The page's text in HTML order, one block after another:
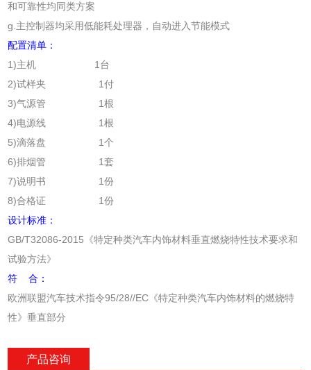
和可靠性均同类方案
g.主控制器均采用低能耗处理器，自动进入节能模式
配置清单：
1)主机 1台
2)试样夹 1付
3)气源管 1根
4)电源线 1根
5)滴落盘 1个
6)排烟管 1套
7)说明书 1份
8)合格证 1份
设计标准：
GB/T32086-2015《特定种类汽车内饰材料垂直燃烧特性技术要求和
试验方法》
符 合：
欧洲联盟汽车技术指令95/28//EC《特定种类汽车内饰材料的燃烧特
性》垂直部分
产品咨询